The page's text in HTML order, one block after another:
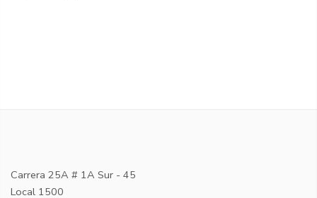
Carrera 25A # 1A Sur - 45
Local 1500